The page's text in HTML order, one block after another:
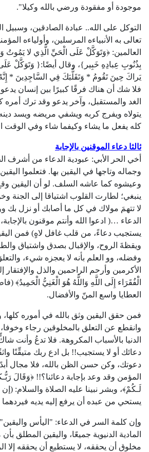
موجودة أو مفقودة ورضي بالله وكيلا".
التوكل على الله.. عبادة الصادقين، وسبيل
تعالى به الأنبياءه المرسلين، وأولياءه
العالمين: ﴿وَتَوَكَّلْ عَلَى الْحَيِّ الَّذِي لا
بِذُنُوبِ عِبادِهِ خَبِير}، وقال أيضًا:{ وَتَوَكَّلْ
يَراكَ حِينَ تَقُومُ * وَتَقَلُّبَكَ فِي السَّاجِدِينَ *
فلا شك أن هناك فرقًا كبيرًا بين إنسان
الغد والمستقبل، وآخر يدعو وقد ترك أمره
يتولاه ويفرج كربه ويشفي مريضه ويسد دينه
كله يفعل ما يشاء وكيفما شاء وفي الوقت
ثالثا دعاء الموقنين بالإجابة
أخي الحر الأبي: عبودية الدعاء من أشرف
وجماله وتاجها في اليقين بها. فتعلموا
وعيشوه كما عاشه السلف. لو أن اليقين
ينبغي؛ لطارت القلوب اشتياقا إلى الجنة
لا تتهمَ مولاك في كل ما أصابك أو نزل بك
الدعاء …( ادعوا الله وأنتم موقنون
يستجيب دعاءً، من قلب غافل لاهٍ) فمن
ويقظةَ الروح، والإقبال بصدق واشتياق
وفضله، وو العلم بأنه لا يعجزه شيء،
الأكرمين وأرحم الراحمين والذل والإفتقار
العطايا ‏واسع المنّ والأفضال.
فمن حقق اليقين وثق بالله في أموره كلها،
وانقطع عن التعلق بالمخلوقين رجاء
الدنيا بالأسباب المكروهة. فلا تدعُ وأنت
دعائك أو لا يستجيب!! بل ادع ربك متيقِّنًا
دعوتك، وكن حسن الظن بالله، فلا مجال
المؤمن وقد وعد بإجابة دعائنا؟!! ﴿وَقَالَ
لَـكُمْ﴾، وبشر نبينا عليه الصلاة والسلام:
يستحي من عبده أن يرفع إليه يديه فيردهما
وإن كلمة السر في الدعاء: "اليأس
المادية الدنيوية جميعًا، واليقين المطلق
مخلوق أن يحققه، لا يستطيع أن يحققه إلا